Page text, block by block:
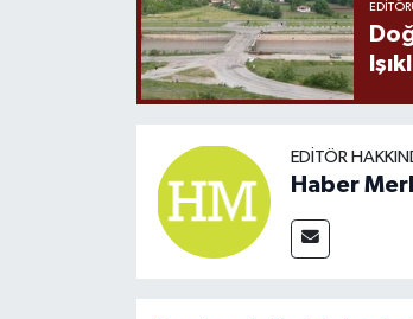
EDITÖR
Haber